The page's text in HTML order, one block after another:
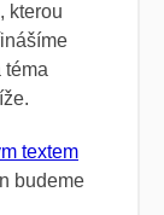
kterou
téma
textem
budeme